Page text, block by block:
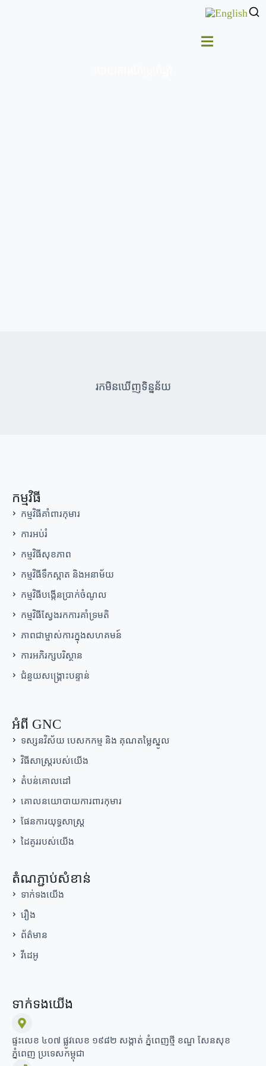
រកមិនឃើញទិន្នន័យ
កម្មវិធី
កម្មវិធីគាំពារកុមារ
ការអប់រំ
កម្មវិធីសុខភាព
កម្មវិធីទឹកស្អាត និងអនាម័យ
កម្មវិធីបង្កើនប្រាក់ចំណូល
កម្មវិធីស្វែងរកការគាំទ្រមតិ
ភាពជាម្ចាស់ការក្នុងសហគមន៍
ការអភិរក្សបរិស្ថាន
ជំនួយសង្គ្រោះបន្ទាន់
អំពី GNC
ទស្សនវិស័យ បេសកកម្ម និង គុណតម្លៃស្នូល
វិធីសាស្រ្តរបស់យើង
តំបន់គោលដៅ
គោលនយោបាយការពារកុមារ
ផែនការយុទ្ធសាស្ត្រ
ដៃគូររបស់យើង
តំណភ្ជាប់សំខាន់
ទាក់ទងយើង
រឿង
ព័ត៌មាន
វីដេអូ
ទាក់ទងយើង
ផ្ទះលេខ ៤០៧ ផ្លូវលេខ ១៩៨២ សង្កាត់ ភ្នំពេញថ្មី ខណ្ឌ សែនសុខ
ភ្នំពេញ ប្រទេសកម្ពុជា